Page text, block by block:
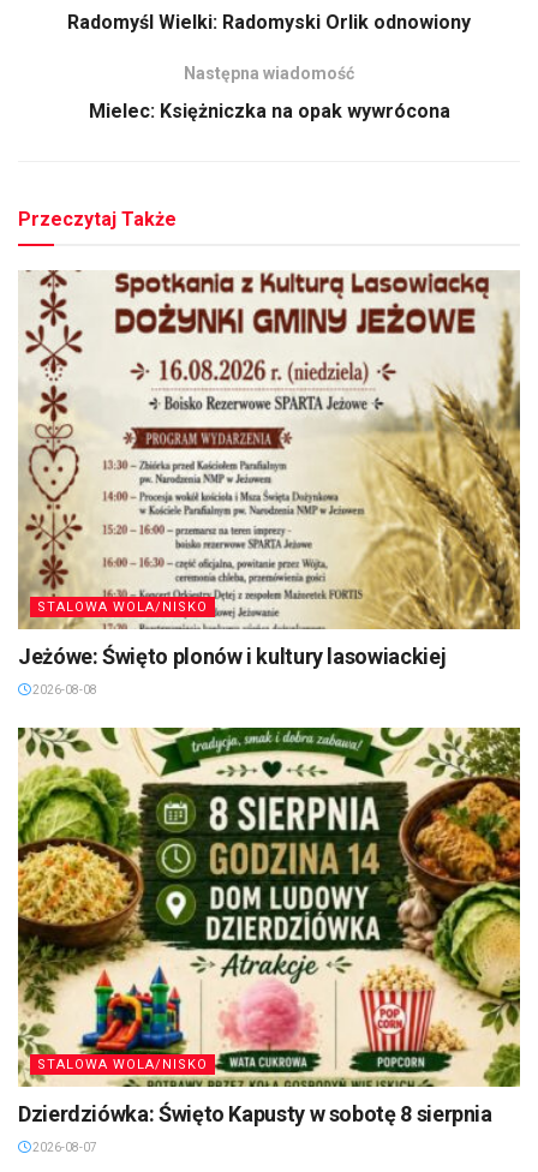
Radomyśl Wielki: Radomyski Orlik odnowiony
Następna wiadomość
Mielec: Księżniczka na opak wywrócona
Przeczytaj Także
STALOWA WOLA/NISKO
Jeżówe: Święto plonów i kultury lasowiackiej
2026-08-08
STALOWA WOLA/NISKO
Dzierdziówka: Święto Kapusty w sobotę 8 sierpnia
2026-08-07